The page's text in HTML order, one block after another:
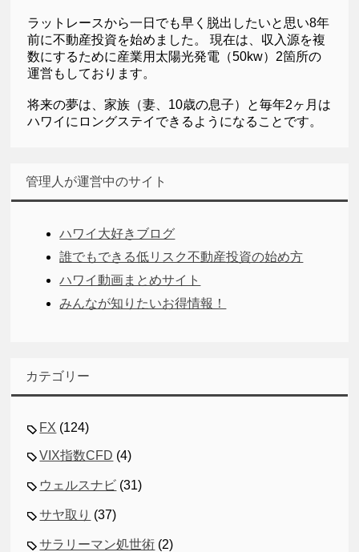
ラットレースから一日でも早く脱出したいと思い8年
前に不動産投資を始めました。 現在は、収入源を複
数にするために産業用太陽光発電（50kw）2箇所の
運営もしております。
将来の夢は、家族（妻、10歳の息子）と毎年2ヶ月は
ハワイにロングステイできるようになることです。
管理人が運営中のサイト
ハワイ大好きブログ
誰でもできる低リスク不動産投資の始め方
ハワイ動画まとめサイト
みんなが知りたいお得情報！
カテゴリー
FX (124)
VIX指数CFD (4)
ウェルスナビ (31)
サヤ取り (37)
サラリーマン処世術 (2)